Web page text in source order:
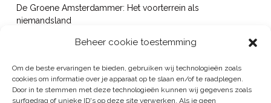
Beheer cookie toestemming
Om de beste ervaringen te bieden, gebruiken wij technologieën zoals
cookies om informatie over je apparaat op te slaan en/of te raadplegen.
Door in te stemmen met deze technologieën kunnen wij gegevens zoals
surfgedrag of unieke ID's op deze site verwerken. Als je geen
De Groene Amsterdammer: Het voorterrein als
niemandsland
Cursus Wapens op school: signaleren, duiden en handelen
OUT!
Bureau Beke ontwikkelt jeugdmonitor Aruba